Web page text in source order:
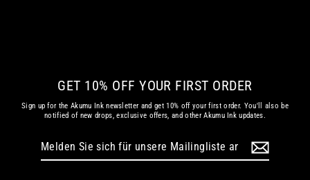
GET 10% OFF YOUR FIRST ORDER
Sign up for the Akumu Ink newsletter and get 10% off your first order. You'll also be
notified of new drops, exclusive offers, and other Akumu Ink updates.